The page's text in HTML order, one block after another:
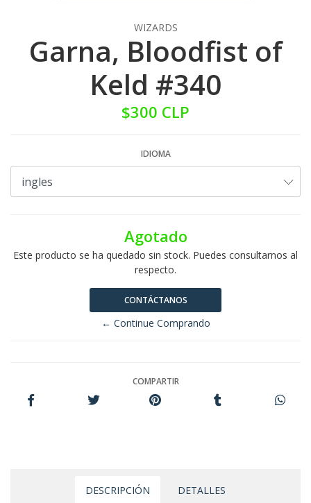
WIZARDS
Garna, Bloodfist of
Keld #340
$300 CLP
IDIOMA
Agotado
Este producto se ha quedado sin stock. Puedes consultarnos al
respecto.
CONTÁCTANOS
← Continue Comprando
COMPARTIR
DESCRIPCIÓN DETALLES